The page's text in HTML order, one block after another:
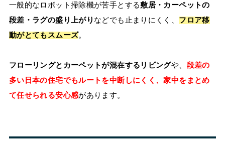
一般的なロボット掃除機が苦手とする敷居・カーペットの
段差・ラグの盛り上がり などでも止まりにくく、 フロア移
動がとてもスムーズ。
フローリングとカーペットが混在するリビングや、 段差の
多い日本の住宅でもルートを中断しにくく、家中をまとめ
て任せられる安心感があります。